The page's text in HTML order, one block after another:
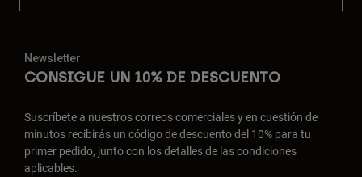
Newsletter
CONSIGUE UN 10% DE DESCUENTO
Suscríbete a nuestros correos comerciales y en cuestión de
minutos recibirás un código de descuento del 10% para tu
primer pedido, junto con los detalles de las condiciones
aplicables.